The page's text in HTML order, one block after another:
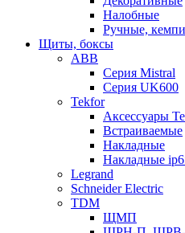
Налобные
Ручные,
Щиты, боксы
ABB
Серия Mistral
Серия UK600
Tekfor
Аксессуары
Встраиваемые
Накладные
Накладные
Legrand
Schneider Electric
TDM
ЩМП